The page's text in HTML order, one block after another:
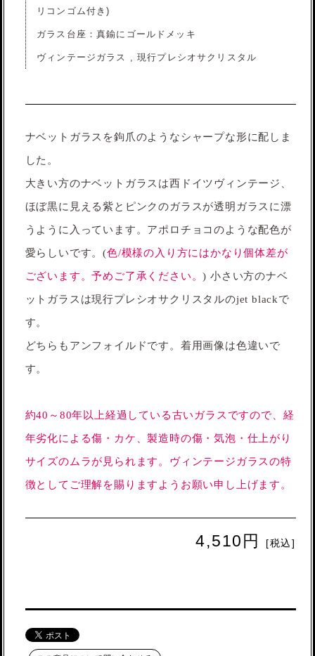
リコンゴム付き)
ガラス台座：真鍮にゴールドメッキ
ヴィンテージガラス , 現行プレシオサクリスタル
ナベットガラスを鉤爪のようなシャープな形に配しま
した。
大きい方のナベットガラスは西ドイツヴィンテージ、
ほぼ黒に見える紫とピンクのガラスが透明ガラスに漂
うように入っています。アポロチョコのような配色が
愛らしいです。(色/模様の入り方にはかなり個体差が
ございます。予めご了承ください。) 小さい方のナベ
ットガラスは現行プレシオサクリスタルのjet blackで
す。
どちらもアンフォイルドです。着用画像は色違いで
す。
約40～80年以上経過している古いガラスですので、経
年劣化による傷・カケ、製造時の傷・気泡・仕上がり
サイズのムラが見られます。ヴィンテージガラスの特
徴としてご理解を賜りますようお願い申し上げます。
4,510円 [税込]